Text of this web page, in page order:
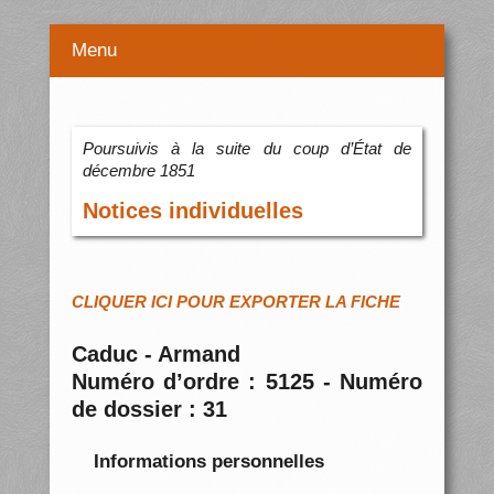
Menu
Poursuivis à la suite du coup d’État de
décembre 1851
Notices individuelles
CLIQUER ICI POUR EXPORTER LA FICHE
Caduc - Armand
Numéro d’ordre : 5125 - Numéro
de dossier : 31
Informations personnelles